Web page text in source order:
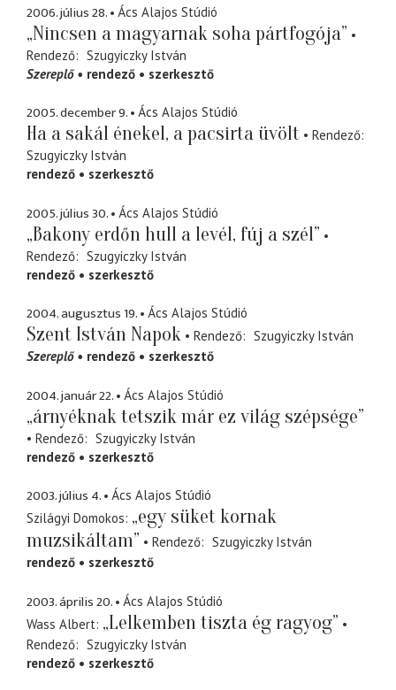
2006. július 28. Ács Alajos Stúdió
„Nincsen a magyarnak soha pártfogója”
Rendező
Szugyiczky István
Szereplő
rendező szerkesztő
2005. december 9. Ács Alajos Stúdió
Ha a sakál énekel, a pacsirta üvölt
Rendező
Szugyiczky István
rendező
szerkesztő
2005. július 30. Ács Alajos Stúdió
„Bakony erdőn hull a levél, fúj a szél”
Rendező
Szugyiczky István
rendező
szerkesztő
2004. augusztus 19. Ács Alajos Stúdió
Szent István Napok Rendező
Szugyiczky István
Szereplő
rendező szerkesztő
2004. január 22. Ács Alajos Stúdió
„árnyéknak tetszik már ez világ szépsége”
Rendező
Szugyiczky István
rendező
szerkesztő
2003. július 4.
Ács Alajos Stúdió
Szilágyi Domokos „egy süket kornak
muzsikáltam”
Rendező
Szugyiczky István
rendező
szerkesztő
2003. április 20.
Ács Alajos Stúdió
Wass Albert „Lelkemben tiszta ég ragyog”
Rendező
Szugyiczky István
rendező
szerkesztő